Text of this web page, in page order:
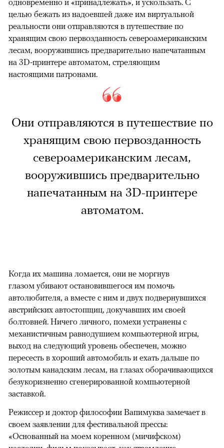
одновременно и «принадлежать», и ускользать. С
целью бежать из надоевшей даже им виртуальной
реальности они отправляются в путешествие по
хранящим свою первозданность североамериканским
лесам, вооружившись предварительно напечатанным
на 3D-принтере автоматом, стреляющим
настоящими патронами.
Они отправляются в путешествие по
хранящим свою первозданность
североамериканским лесам,
вооружившись предварительно
напечатанным на 3D-принтере
автоматом.
Когда их машина ломается, они не моргнув
глазом убивают остановившегося им помочь
автолюбителя, а вместе с ним и двух подвернувшихся
австрийских автостопщиц, докучавших им своей
болтовней. Ничего личного, помехи устранены с
механистичным равнодушием компьютерной игры,
выход на следующий уровень обеспечен, можно
пересесть в хороший автомобиль и ехать дальше по
золотым канадским лесам, на глазах оборачивающихся
безукоризненно сгенерированной компьютерной
заставкой.
Режиссер и доктор философии Вапимуква замечает в
своем заявлении для фестивальной прессы:
«Основанный на моем коренном (мичифском)